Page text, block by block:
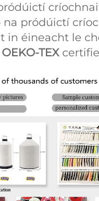
na pródúictí
in éineacht le
OEKO-TEX